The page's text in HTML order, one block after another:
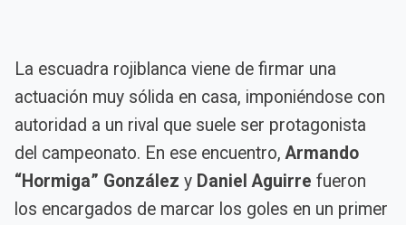
La escuadra rojiblanca viene de firmar una
actuación muy sólida en casa, imponiéndose con
autoridad a un rival que suele ser protagonista
del campeonato. En ese encuentro, Armando
“Hormiga” González y Daniel Aguirre fueron
los encargados de marcar los goles en un primer